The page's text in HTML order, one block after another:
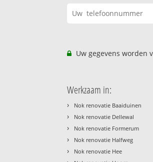
Uw gegevens worden
Werkzaam in:
› Nok renovatie Baaiduinen
› Nok renovatie Dellewal
› Nok renovatie Formerum
› Nok renovatie Halfweg
› Nok renovatie Hee